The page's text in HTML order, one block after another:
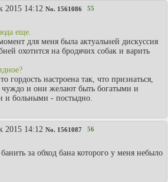
2015 14:12 No. 1561086 55
еще.
для меня была актуальней дискуссия
охотится на бродячих собак и варить
настроена так, что признаться,
чуждо и они желают быть богатыми и
и больными - постыдно.
2015 14:12 No. 1561087 56
за обход бана которого у меня небыло